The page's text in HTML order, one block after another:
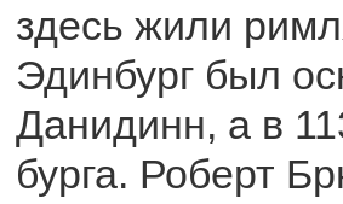
здесь жили
Эдинбург был
Данидинн, а в
бурга. Роберт